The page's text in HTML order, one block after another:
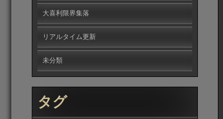
大喜利限界集落
リアルタイム更新
未分類
タグ